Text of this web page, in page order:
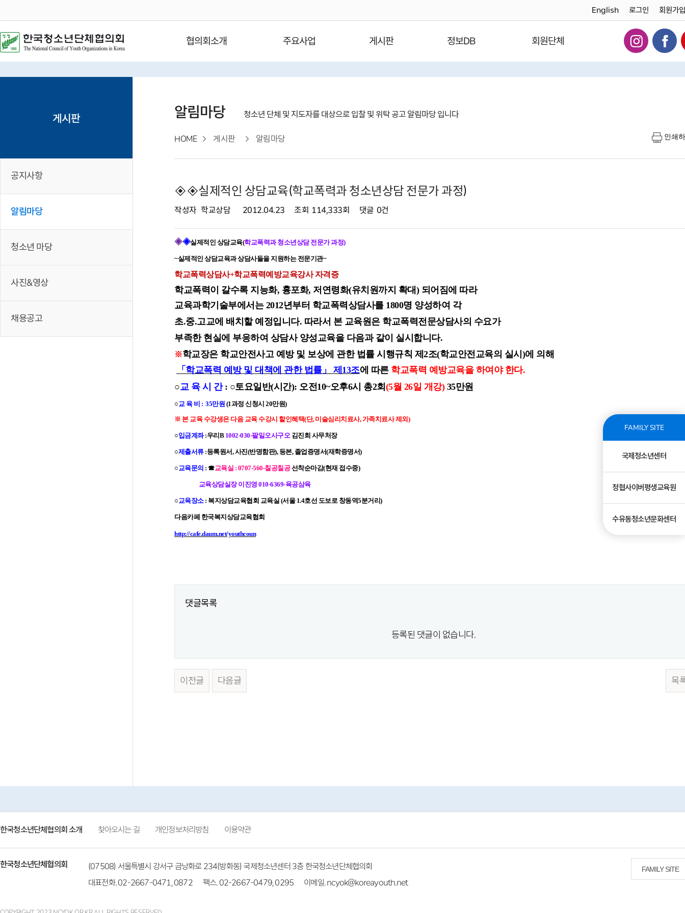
English 로그인 회원가입
협의회소개 주요사업 게시판 정보DB 회원단체
FAMILY SITE
국제청소년센터
청협사이버평생교육원
수유동청소년문화센터
게시판
공지사항
알림마당
청소년 마당
사진&영상
채용공고
알림마당 청소년 단체 및 지도자를 대상으로 입찰 및 위탁 공고 알림마당 입니다
HOME 게시판 알림마당 인쇄
◈◈실제적인 상담교육(학교폭력과 청소년상담 전문가 과정)
작성자 학교상담 2012.04.23 조회 114,333회 댓글 0건
◈◈실제적인 상담교육(학교폭력과 청소년상담 전문가 과정)
~실제적인 상담교육과 상담사들을 지원하는 전문기관~
학교폭력상담사+학교폭력예방교육강사 자격증
학교폭력이 갈수록 지능화, 흉포화, 저연령화(유치원까지 확대) 되어짐에 따라
교육과학기술부에서는 2012년부터 학교폭력상담사를 1800명 양성하여 각
초.중.고교에 배치할 예정입니다. 따라서 본 교육원은 학교폭력전문상담사의 수요가
부족한 현실에 부응하여 상담사 양성교육을 다음과 같이 실시합니다.
※학교장은 학교안전사고 예방 및 보상에 관한 법률 시행규칙 제2조(학교안전교육의 실시)에 의해
「학교폭력 예방 및 대책에 관한 법률」 제13조에 따른 학교폭력 예방교육을 하여야 한다.
○교 육 시 간: ○토요일반(시간): 오전10~오후6시 총2회 (5월 26일 개강) 35만원
○ 교 육 비 : 35만원 (1과정 신청시 20만원)
※ 본 교육 수강생은 다음 교육 수강시 할인혜택(단, 미술심리치료사, 가족치료사 제외)
○입금계좌:우리B 1002-030-팔일오사구오 김진희 사무처장
○제출서류 :등록원서, 사진(반명함판), 등본, 졸업증명서(재학증명서)
○교육문의 : ☎교육실 : 0707-560-칠공칠공선착순마감(현재 접수중)
교육상담실장 이진영 010-6369-육공삼육
○교육장소 : 복지상담교육협회 교육실 (서울 1.4호선 도보로 창동역5분거리)
다음카페 한국복지상담교육협회
http://cafe.daum.net/youthcoun
댓글목록
등록된 댓글이 없습니다.
이전글 다음글 목
한국청소년단체협의회 소개 찾아오시는 길 개인정보처리방침 이용약관
FAMILY SITE
한국청소년단체협의회
(07508) 서울특별시 강서구 금낭화로 234(방화동) 국제청소년센터 3층 한국청소년단체협의회
대표전화. 02-2667-0471, 0872
팩스. 02-2667-0479, 0295 이메일. ncyok@koreayouth.net